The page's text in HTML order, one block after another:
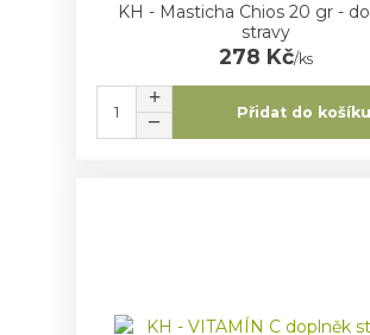
KH - Masticha Chios 20 gr -
stravy
278 Kč/ks
Přidat do košíku